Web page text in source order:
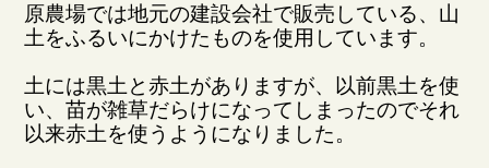
原農場では地元の建設会社で販売している、山
土をふるいにかけたものを使用しています。
土には黒土と赤土がありますが、以前黒土を使
い、苗が雑草だらけになってしまったのでそれ
以来赤土を使うようになりました。